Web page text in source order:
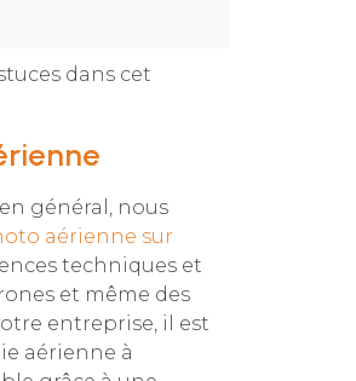
dans cet
général, nous
aérienne sur
techniques et
et même des
entreprise, il est
aérienne à